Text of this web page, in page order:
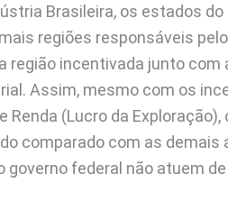
Brasileira, os estados
regiões responsáveis
região incentivada junto com
Assim, mesmo com os
(Lucro da
comparado com as demais
federal não atuem